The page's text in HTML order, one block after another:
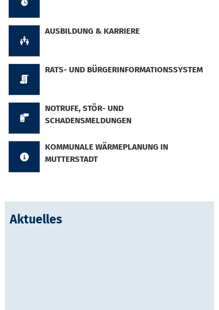
AUSBILDUNG & KARRIERE
RATS- UND BÜRGERINFORMATIONSSYSTEM
NOTRUFE, STÖR- UND
SCHADENSMELDUNGEN
KOMMUNALE WÄRMEPLANUNG IN
MUTTERSTADT
Aktuelles